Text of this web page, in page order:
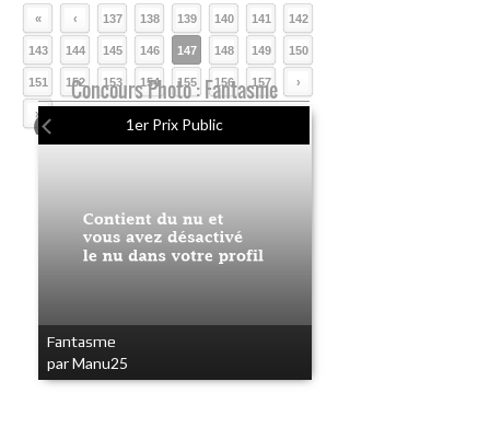
« ‹ 137 138 139 140 141 142
143 144 145 146 147 148 149 150
151 152 153 154 155 156 157 ›
»
Concours Photo : Fantasme
1er Prix Public
Fantasme
par Manu25